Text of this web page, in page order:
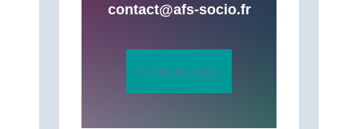
contact@afs-socio.fr
Contactez-nous